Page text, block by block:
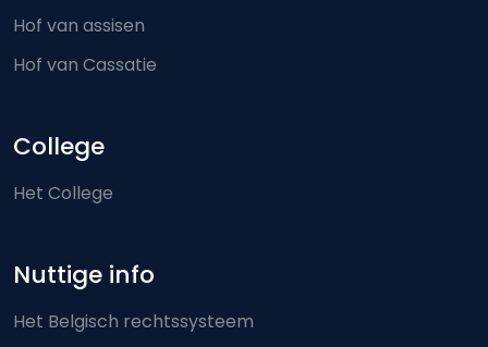
Hof van assisen
Hof van Cassatie
College
Het College
Nuttige info
Het Belgisch rechtssysteem